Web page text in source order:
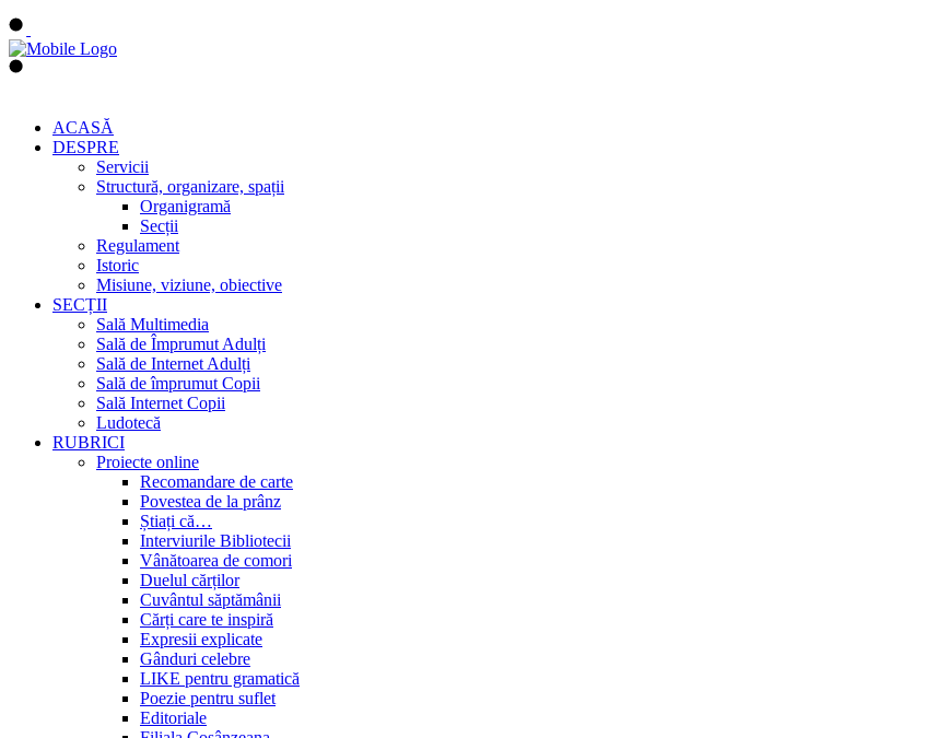
ACASĂ
DESPRE
Servicii
Structură, organizare, spații
Organigramă
Secții
Regulament
Istoric
Misiune, viziune, obiective
SECȚII
Sală Multimedia
Sală de Împrumut Adulți
Sală de Internet Adulți
Sală de împrumut Copii
Sală Internet Copii
Ludotecă
RUBRICI
Proiecte online
Recomandare de carte
Povestea de la prânz
Știați că…
Interviurile Bibliotecii
Vânătoarea de comori
Duelul cărților
Cuvântul săptămânii
Cărți care te inspiră
Expresii explicate
Gânduri celebre
LIKE pentru gramatică
Poezie pentru suflet
Editoriale